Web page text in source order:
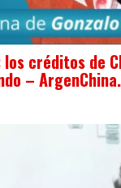
los créditos de
–